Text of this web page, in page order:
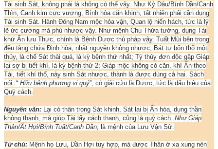
Tài sinh Sát, không phải là không có thể vậy. Như Kỷ Dậu/Bính Dần/Canh
Thìn, Canh kim cực vượng, Bính hỏa căn khinh, tất nhiên phải cần dụng
Tài sinh Sát. Hành Đông Nam mộc hỏa vận, Quan lộ hiển hách, tức là lý
lẽ ức cường mà phù nhược vậy. Như mệnh Chu Thừa tướng, dụng Tài
khứ Ấn lưu Thực, chính là Bệnh Dược thủ pháp vậy. Tuất Mùi bên trong
đều tàng chứa Đinh hỏa, nhật nguyên không nhược, Bát tự bốn thổ một
thủy, là chế Sát thái quá, là kỳ bệnh thứ nhất; Tý thủy đơn độc gặp Giáp
lại sợ bị tiết khí, là kỳ bệnh thứ 2; Giáp mộc không có căn, khí Ấn theo
Tài, tiết khí thổ, nảy sinh Sát nhược, thành là được dùng cả hai. Sách
nói: “ Hữu bệnh phương vi quý”, có giải cứu là Dược, tức là dấu hiệu của
Quý cách.
Nguyên văn:
Lại có thân trọng Sát khinh, Sát lại bị Ấn hóa, dụng thần
không thanh, mà giúp Tài lấy cách thanh, cũng là quý cách. Như Giáp
Thân/Ất Hợi/Bính Tuất/Canh Dần,
là mệnh của Lưu Vận Sử.
Từ chú: Mệnh họ Lưu, Dần Hợi tuy hợp, mà được Thân ở xa xung nên